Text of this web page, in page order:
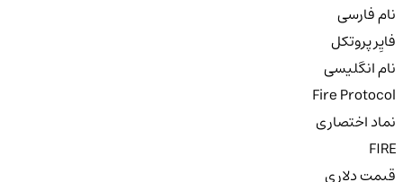
نام فارسی
فایِر پروتکل
نام انگلیسی
Fire Protocol
نماد اختصاری
FIRE
قیمت دلاری